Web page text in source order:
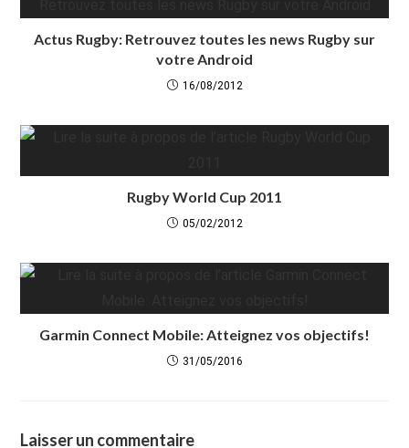
Actus Rugby: Retrouvez toutes les news Rugby sur
votre Android
16/08/2012
Rugby World Cup 2011
05/02/2012
Garmin Connect Mobile: Atteignez vos objectifs!
31/05/2016
Laisser un commentaire